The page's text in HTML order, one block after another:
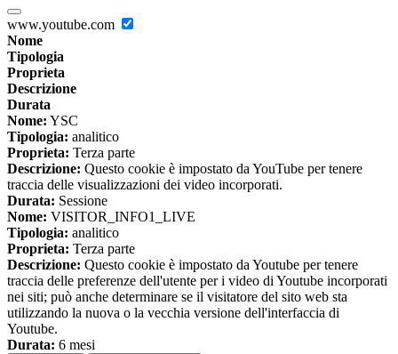
www.youtube.com
Nome
Tipologia
Proprieta
Descrizione
Durata
Nome: YSC
Tipologia: analitico
Proprieta: Terza parte
Descrizione: Questo cookie è impostato da YouTube per tenere
traccia delle visualizzazioni dei video incorporati.
Durata: Sessione
Nome: VISITOR_INFO1_LIVE
Tipologia: analitico
Proprieta: Terza parte
Descrizione: Questo cookie è impostato da Youtube per tenere
traccia delle preferenze dell'utente per i video di Youtube incorporati
nei siti; può anche determinare se il visitatore del sito web sta
utilizzando la nuova o la vecchia versione dell'interfaccia di
Youtube.
Durata: 6 mesi